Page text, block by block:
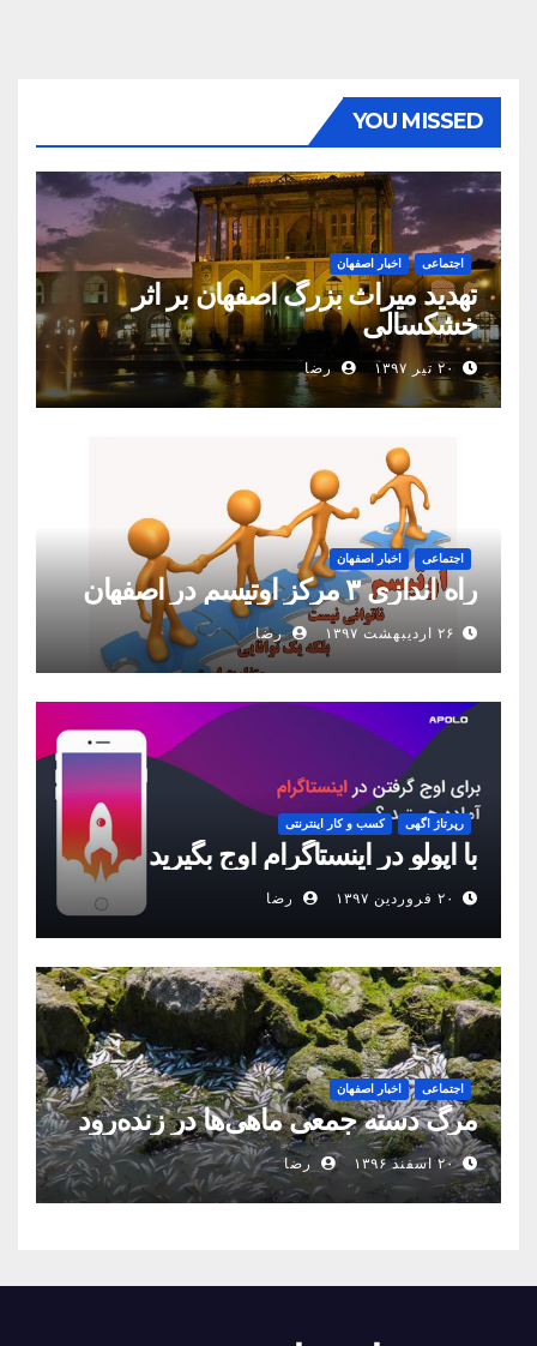
YOU MISSED
اجتماعی اخبار اصفهان
تهدید میراث بزرگ اصفهان بر اثر
خشکسالی
۲۰ تیر ۱۳۹۷ رضا
اجتماعی اخبار اصفهان
راه اندازی ۳ مرکز اوتیسم در اصفهان
۲۶ اردیبهشت ۱۳۹۷ رضا
رپرتاژ اگهی کسب و کار اینترنتی
با اپولو در اینستاگرام اوج بگیرید
۲۰ فروردین ۱۳۹۷ رضا
اجتماعی اخبار اصفهان
مرگ دسته جمعی ماهی‌ها در زنده‌رود
۲۰ اسفند ۱۳۹۶ رضا